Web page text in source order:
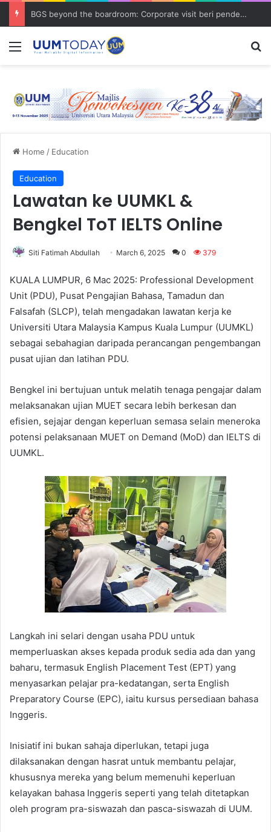
BGS beyond the boardroom: Corporate visit beri pendedahan dunia korporat kepada PELAJAR UUM
Menu
Home / Education
Education
Lawatan ke UUMKL &
Bengkel ToT IELTS Online
Siti Fatimah Abdullah March 6, 2025 0 379
KUALA LUMPUR, 6 Mac 2025: Professional Development
Unit (PDU), Pusat Pengajian Bahasa, Tamadun dan
Falsafah (SLCP), telah mengadakan lawatan kerja ke
Universiti Utara Malaysia Kampus Kuala Lumpur (UUMKL)
sebagai sebahagian daripada perancangan pengembangan
pusat ujian dan latihan PDU.
Bengkel ini bertujuan untuk melatih tenaga pengajar dalam
melaksanakan ujian MUET secara lebih berkesan dan
efisien, sejajar dengan keperluan semasa selain meneroka
potensi pelaksanaan MUET on Demand (MoD) dan IELTS di
UUMKL.
Langkah ini selari dengan usaha PDU untuk
memperluaskan akses kepada produk sedia ada dan yang
baharu, termasuk English Placement Test (EPT) yang
menyasarkan pelajar pra-kedatangan, serta English
Preparatory Course (EPC), iaitu kursus persediaan bahasa
Inggeris.
Inisiatif ini bukan sahaja diperlukan, tetapi juga
dilaksanakan dengan hasrat untuk membantu pelajar,
khususnya mereka yang belum memenuhi keperluan
kelayakan bahasa Inggeris seperti yang telah ditetapkan
oleh program pra-siswazah dan pasca-siswazah di UUM.